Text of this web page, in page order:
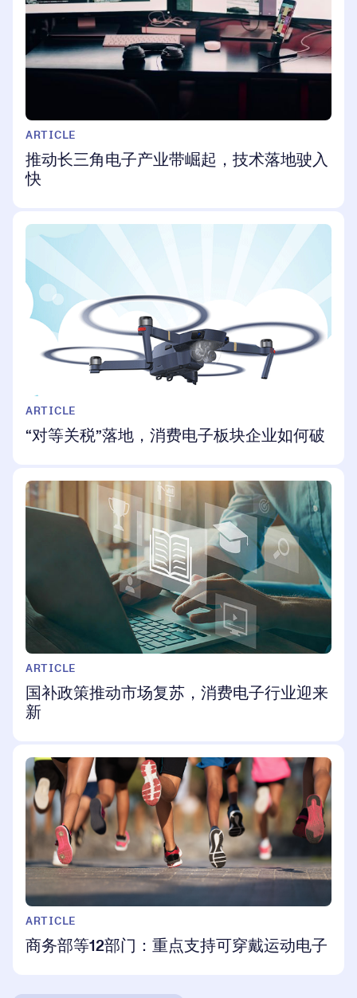
ARTICLE
推动长三角电子产业带崛起，技术落地驶入
快
ARTICLE
“对等关税”落地，消费电子板块企业如何破
ARTICLE
国补政策推动市场复苏，消费电子行业迎来
新
ARTICLE
商务部等12部门：重点支持可穿戴运动电子